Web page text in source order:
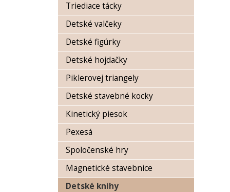
Triediace tácky
Detské valčeky
Detské figúrky
Detské hojdačky
Piklerovej triangely
Detské stavebné kocky
Kinetický piesok
Pexesá
Spoločenské hry
Magnetické stavebnice
Detské knihy